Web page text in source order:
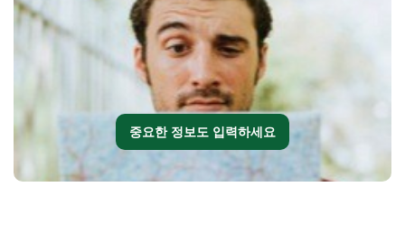
중요한 정보도 입력하세요